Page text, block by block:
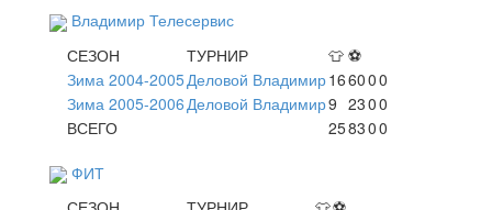
Владимир Телесервис
СЕЗОН
ТУРНИР 👕 ⚽
Зима 2004-2005Деловой Владимир166000
Зима 2005-2006 Деловой Владимир9 2300
ВСЕГО
258300
ФИТ